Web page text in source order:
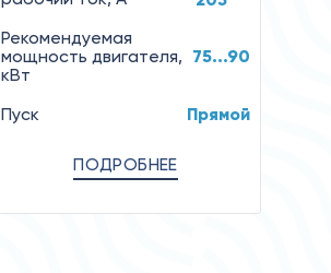
Рекомендуемая
мощность двигателя,
кВт
75...90
Пуск Прямой
ПОДРОБНЕЕ